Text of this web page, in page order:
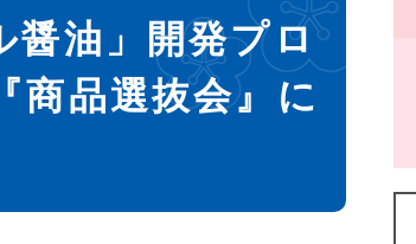
醤油」開発プロ
商品選抜会』に